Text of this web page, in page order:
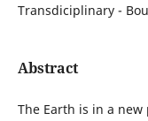
Transdiciplinary -
Abstract
The Earth is in a